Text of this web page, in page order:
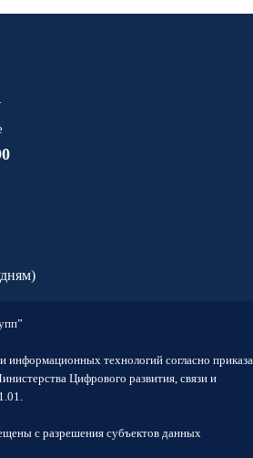
информационных технологий согласно приказа
Цифрового развития, связи и
с разрешения субъектов данных